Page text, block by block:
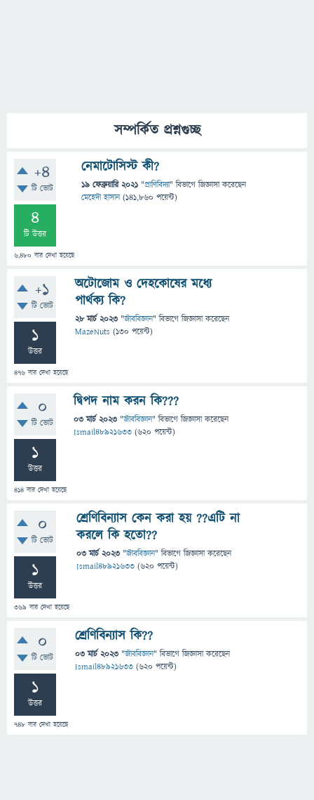
সম্পর্কিত প্রশ্নগুচ্ছ
+4
টি ভোট
4
টি উত্তর
6,480 বার দেখা হয়েছে
নেমাটোসিস্ট কী?
19 ফেব্রুয়ারি 2021 "প্রাণিবিদ্যা" বিভাগে জিজ্ঞাসাকরেছেন
মেহেদী হাসান (141,860 পয়েন্ট)
+1
টি ভোট
1
উত্তর
476 বার দেখা হয়েছে
অটোজোম ও দেহকোষের মধ্যে
পার্থক্য কি?
28 মার্চ 2023 "জীববিজ্ঞান" বিভাগে জিজ্ঞাসাকরেছেন
MazeNuts (130 পয়েন্ট)
0
টি ভোট
1
উত্তর
414 বার দেখা হয়েছে
দ্বিপদ নাম করন কি???
03 মার্চ 2023 "জীববিজ্ঞান" বিভাগে জিজ্ঞাসাকরেছেন
Ismail48921633 (620 পয়েন্ট)
0
টি ভোট
1
উত্তর
369 বার দেখা হয়েছে
শ্রেণিবিন্যাস কেন করা হয় ??এটি না
করলে কি হতো??
03 মার্চ 2023 "জীববিজ্ঞান" বিভাগে জিজ্ঞাসাকরেছেন
Ismail48921633 (620 পয়েন্ট)
0
টি ভোট
1
উত্তর
748 বার দেখা হয়েছে
শ্রেণিবিন্যাস কি??
03 মার্চ 2023 "জীববিজ্ঞান" বিভাগে জিজ্ঞাসাকরেছেন
Ismail48921633 (620 পয়েন্ট)